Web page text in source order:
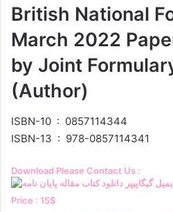
British National
March 2022
by Joint
(Author)
ISBN-10 ‏ : ‎ 0857114344
ISBN-13 ‏ : ‎ 978-0857114341
Download Please Contact Us :
Price : 15$